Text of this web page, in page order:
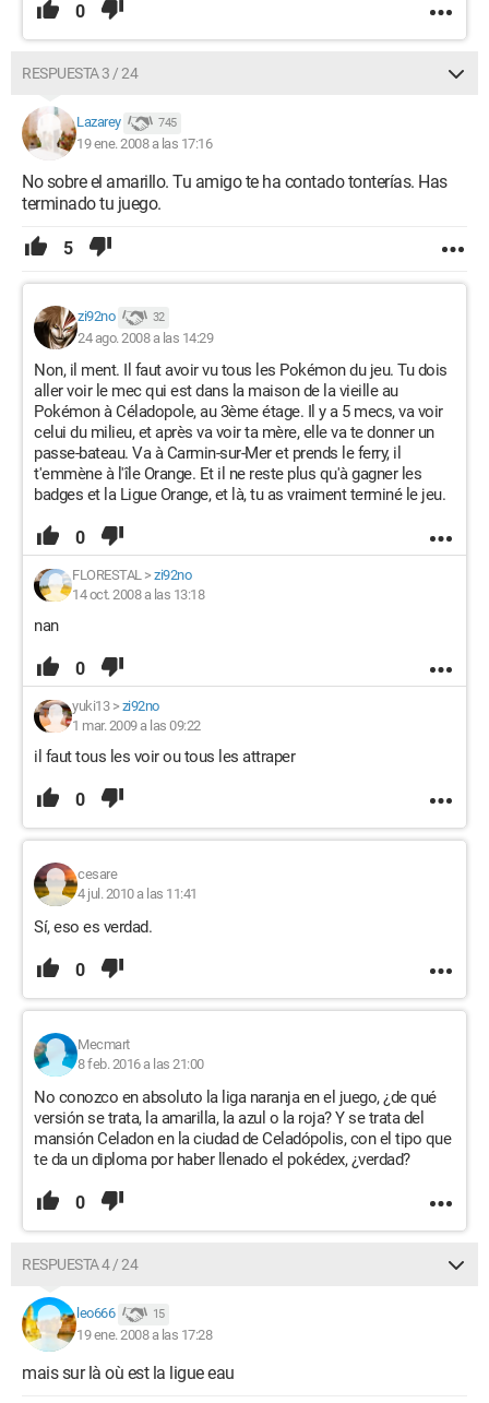
0
RESPUESTA 3 / 24
Lazarey 745
19 ene. 2008 a las 17:16
No sobre el amarillo. Tu amigo te ha contado tonterías. Has
terminado tu juego.
5
zi92no 32
24 ago. 2008 a las 14:29
Non, il ment. Il faut avoir vu tous les Pokémon du jeu. Tu dois
aller voir le mec qui est dans la maison de la vieille au
Pokémon à Céladopole, au 3ème étage. Il y a 5 mecs, va voir
celui du milieu, et après va voir ta mère, elle va te donner un
passe-bateau. Va à Carmin-sur-Mer et prends le ferry, il
t'emmène à l'île Orange. Et il ne reste plus qu'à gagner les
badges et la Ligue Orange, et là, tu as vraiment terminé le jeu.
0
FLORESTAL> zi92no
14 oct. 2008 a las 13:18
nan
0
yuki13> zi92no
1 mar. 2009 a las 09:22
il faut tous les voir ou tous les attraper
0
cesare
4 jul. 2010 a las 11:41
Sí, eso es verdad.
0
Mecmart
8 feb. 2016 a las 21:00
No conozco en absoluto la liga naranja en el juego, ¿de qué
versión se trata, la amarilla, la azul o la roja? Y se trata del
mansión Celadon en la ciudad de Celadópolis, con el tipo que
te da un diploma por haber llenado el pokédex, ¿verdad?
0
RESPUESTA 4 / 24
leo666 15
19 ene. 2008 a las 17:28
mais sur là où est la ligue eau